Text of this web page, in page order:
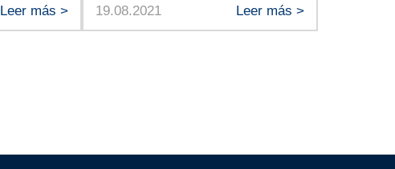
Leer más >
19.08.2021
Leer más >